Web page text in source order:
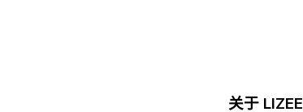
关于 LIZEE